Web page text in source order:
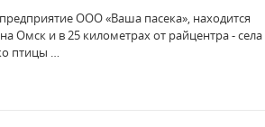
ООО «Ваша пасека», находится
Омск и в 25 километрах от райцентра - села
птицы …